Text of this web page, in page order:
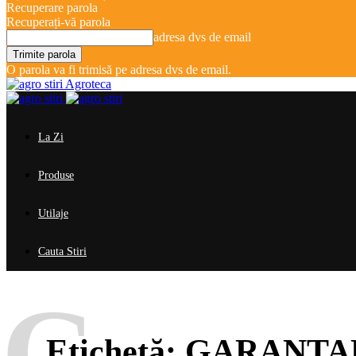
Recuperare parola
Recuperați-vă parola
adresa dvs de email
O parola va fi trimisă pe adresa dvs de email.
Agroteca
La Zi
Produse
Utilaje
Cauta Stiri